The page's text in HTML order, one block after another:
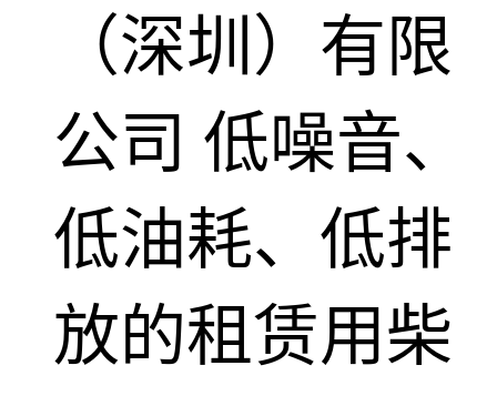
（深圳）有限
公司 低噪音、
低油耗、低排
放的租赁用柴